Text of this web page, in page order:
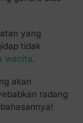
yang
tidak
wanita.
akan
radang